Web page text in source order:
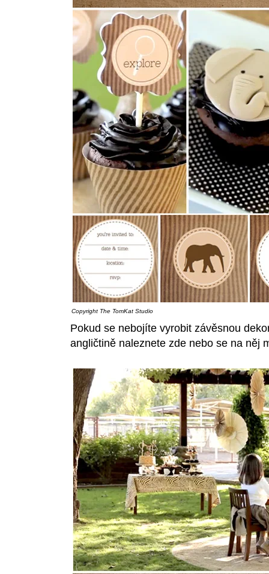
Copyright The TomKat Studio
Pokud se nebojíte vyrobit závěsnou
angličtině naleznete zde nebo se na něj